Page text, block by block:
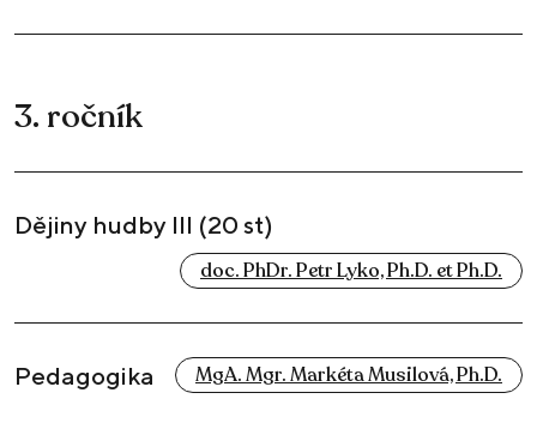
3. ročník
Dějiny hudby III (20 st)
doc. PhDr. Petr Lyko, Ph.D. et Ph.D.
Pedagogika MgA. Mgr. Markéta Musilová, Ph.D.